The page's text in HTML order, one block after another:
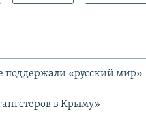
поддержали «русский мир»
в Крыму»